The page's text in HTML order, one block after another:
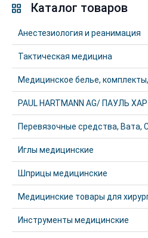
Каталог товаров
Анестезиология и реанимация
Тактическая медицина
Медицинское белье,
PAUL HARTMANN AG/ ПАУЛЬ
Перевязочные средства, Вата,
Иглы медицинские
Шприцы медицинские
Медицинские товары для
Инструменты медицинские